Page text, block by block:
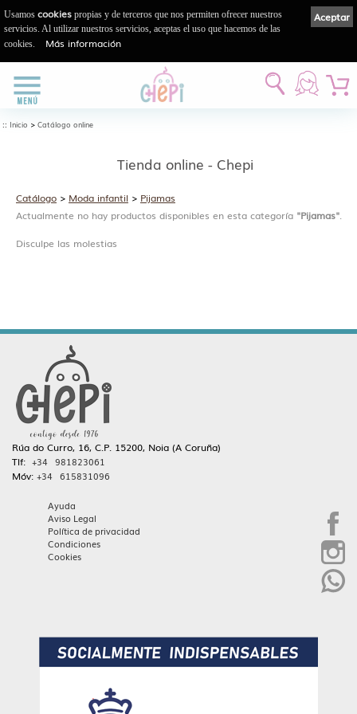
:: Inicio > Catálogo online
Tienda online - Chepi
Catálogo > Moda infantil > Pijamas
Actualmente no hay productos disponibles en esta categoría "Pijamas".
Disculpe las molestias
Rúa do Curro, 16, C.P. 15200, Noia (A Coruña)
Tlf: +34 981823061
Móv: +34 615831096
Ayuda
Aviso Legal
Política de privacidad
Condiciones
Cookies
Aceptar
Usamos cookies propias y de terceros que nos permiten ofrecer nuestros
servicios. Al utilizar nuestros servicios, aceptas el uso que hacemos de las
cookies.
Más información